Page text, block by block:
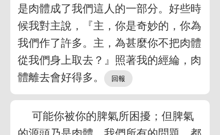
是肉體成了我們這人的一部分。好些時
候我對主說，『主，你是奇妙的，你為
我們作了許多。主，為甚麼你不把肉體
從我們身上取去？』照著我的經綸，肉
體離去會好得多。
可能你被你的脾氣所困擾；但脾氣